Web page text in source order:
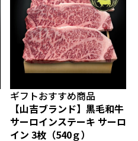
ギフトおすすめ商品
【山吉ブランド】黒毛和牛
サーロインステーキ サーロ
イン 3枚（540ｇ）